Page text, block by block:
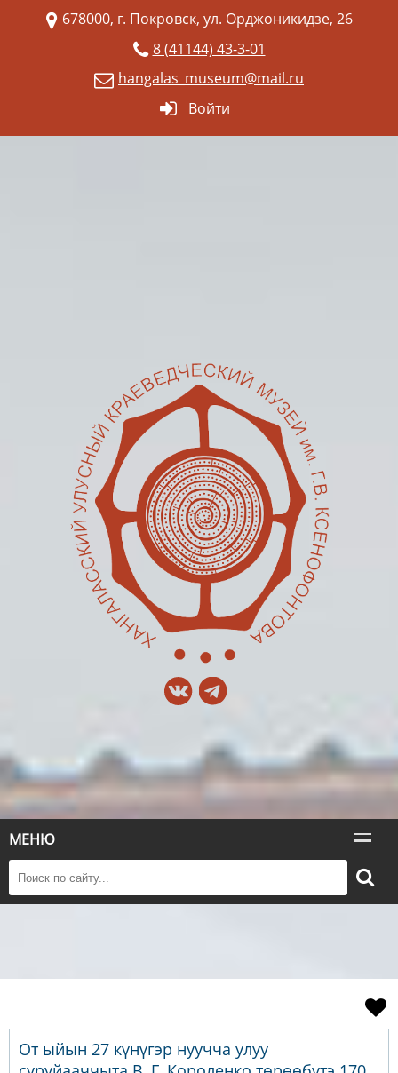
678000, г. Покровск, ул. Орджоникидзе, 26
8 (41144) 43-3-01
hangalas_museum@mail.ru
Войти
МЕНЮ
От ыйын 27 күнүгэр нуучча улуу